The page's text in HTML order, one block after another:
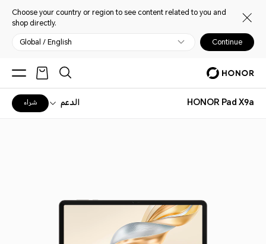
Choose your country or region to see content related to you and
shop directly.
Global / English Continue
HONOR Pad X9a الدعم شراء